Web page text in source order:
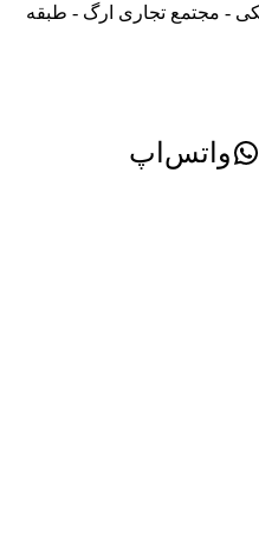
- مجتمع تجاری ارگ - طبقه
واتس‌اپ